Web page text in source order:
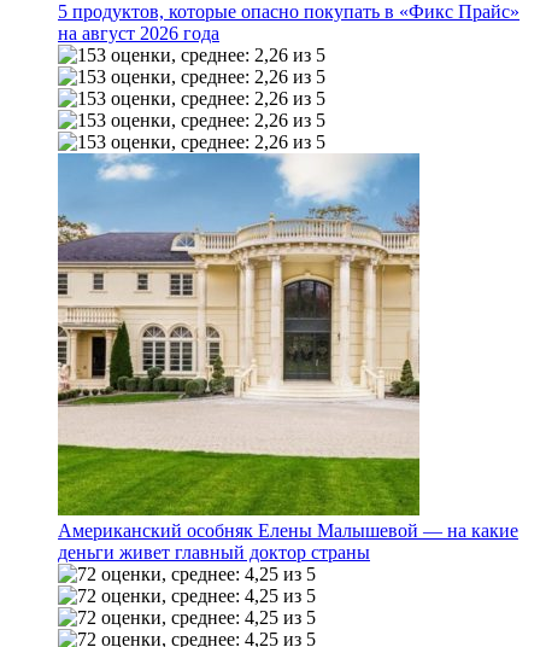
5 продуктов, которые опасно покупать в «Фикс Прайс»
на август 2026 года
Американский особняк Елены Малышевой — на какие
деньги живет главный доктор страны